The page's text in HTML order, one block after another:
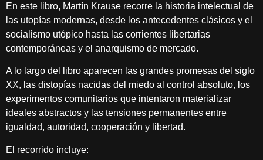
En este libro, Martín Krause recorre la historia intelectual de
las utopías modernas, desde los antecedentes clásicos y el
socialismo utópico hasta las corrientes libertarias
contemporáneas y el anarquismo de mercado.
A lo largo del libro aparecen las grandes promesas del siglo
XX, las distopías nacidas del miedo al control absoluto, los
experimentos comunitarios que intentaron materializar
ideales abstractos y las tensiones permanentes entre
igualdad, autoridad, cooperación y libertad.
El recorrido incluye: